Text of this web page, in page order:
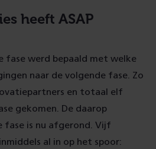
heeft ASAP
fase werd bepaald met welke
naar de volgende fase. Zo
en totaal elf
gekomen. De daarop
fase is nu afgerond. Vijf
al in op het spoor: